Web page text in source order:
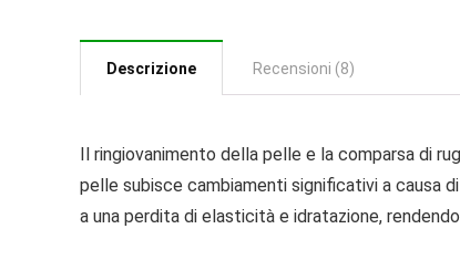
Descrizione Recensioni (8)
Il ringiovanimento della pelle e la comparsa di
pelle subisce cambiamenti significativi a causa
a una perdita di elasticità e idratazione,